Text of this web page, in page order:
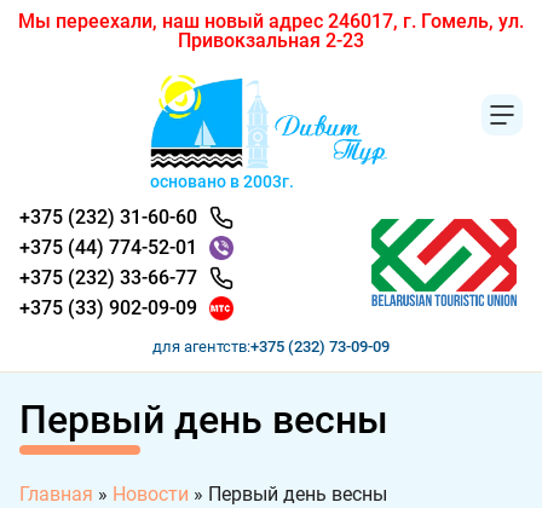
Мы переехали, наш новый адрес 246017, г. Гомель, ул.
Привокзальная 2-23
основано в 2003г.
+375 (232) 31-60-60
+375 (44) 774-52-01
+375 (232) 33-66-77
+375 (33) 902-09-09
для агентств:+375 (232) 73-09-09
Первый день весны
Главная » Новости » Первый день весны